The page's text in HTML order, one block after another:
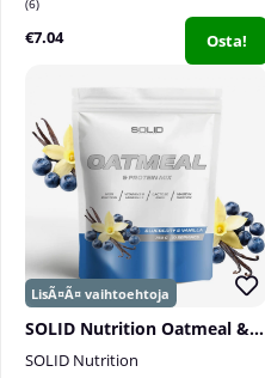
6
€7.04 Osta!
SOLID Nutrition Oatmeal & Protein Mix, 750 g
SOLID Nutrition